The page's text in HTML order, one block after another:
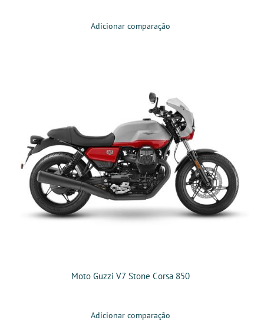
Adicionar comparação
Moto Guzzi V7 Stone Corsa 850
Adicionar comparação